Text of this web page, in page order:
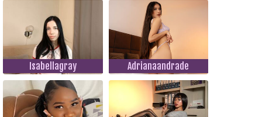
Isabellagray Adrianaandrade